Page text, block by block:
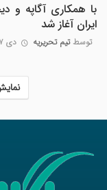
با همکاری آگاپه و
ایران آغاز شد
توسطتیم تحریریه دی ۱۷, ۱۳۹۹